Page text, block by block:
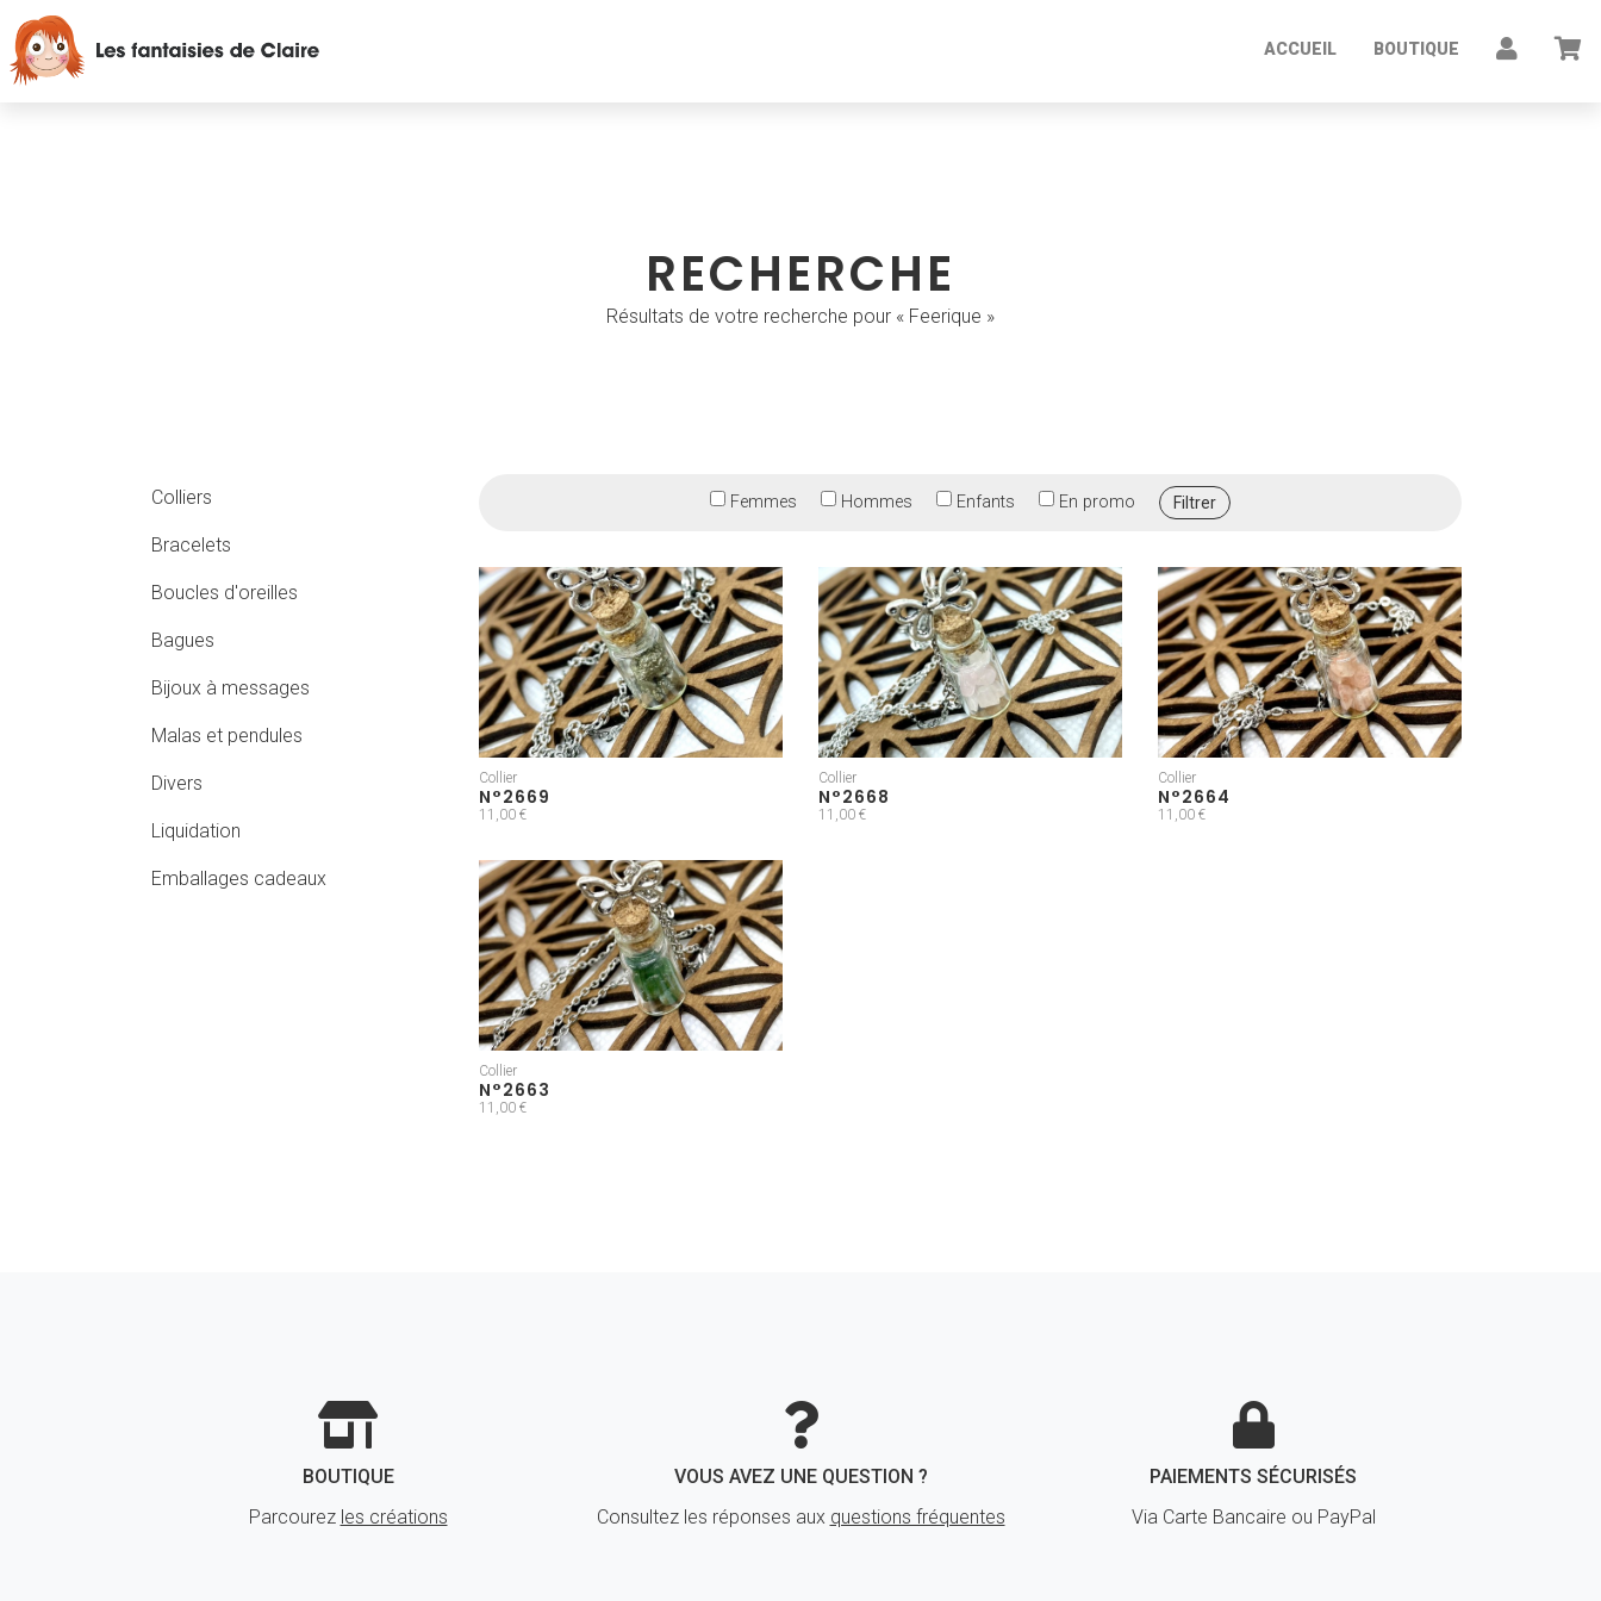
ACCUEIL BOUTIQUE
RECHERCHE
Résultats de votre recherche pour « Feerique »
Colliers
Bracelets
Boucles d'oreilles
Bagues
Bijoux à messages
Malas et pendules
Divers
Liquidation
Emballages cadeaux
Femmes Hommes Enfants En promo
Collier
N°2669
11,00 €
Collier
N°2668
11,00 €
Collier
N°2664
11,00 €
Collier
N°2663
11,00 €
BOUTIQUE
Parcourez les créations
VOUS AVEZ UNE QUESTION ?
Consultez les réponses aux questions fréquentes
PAIEMENTS SÉCURISÉS
Via Carte Bancaire ou PayPal